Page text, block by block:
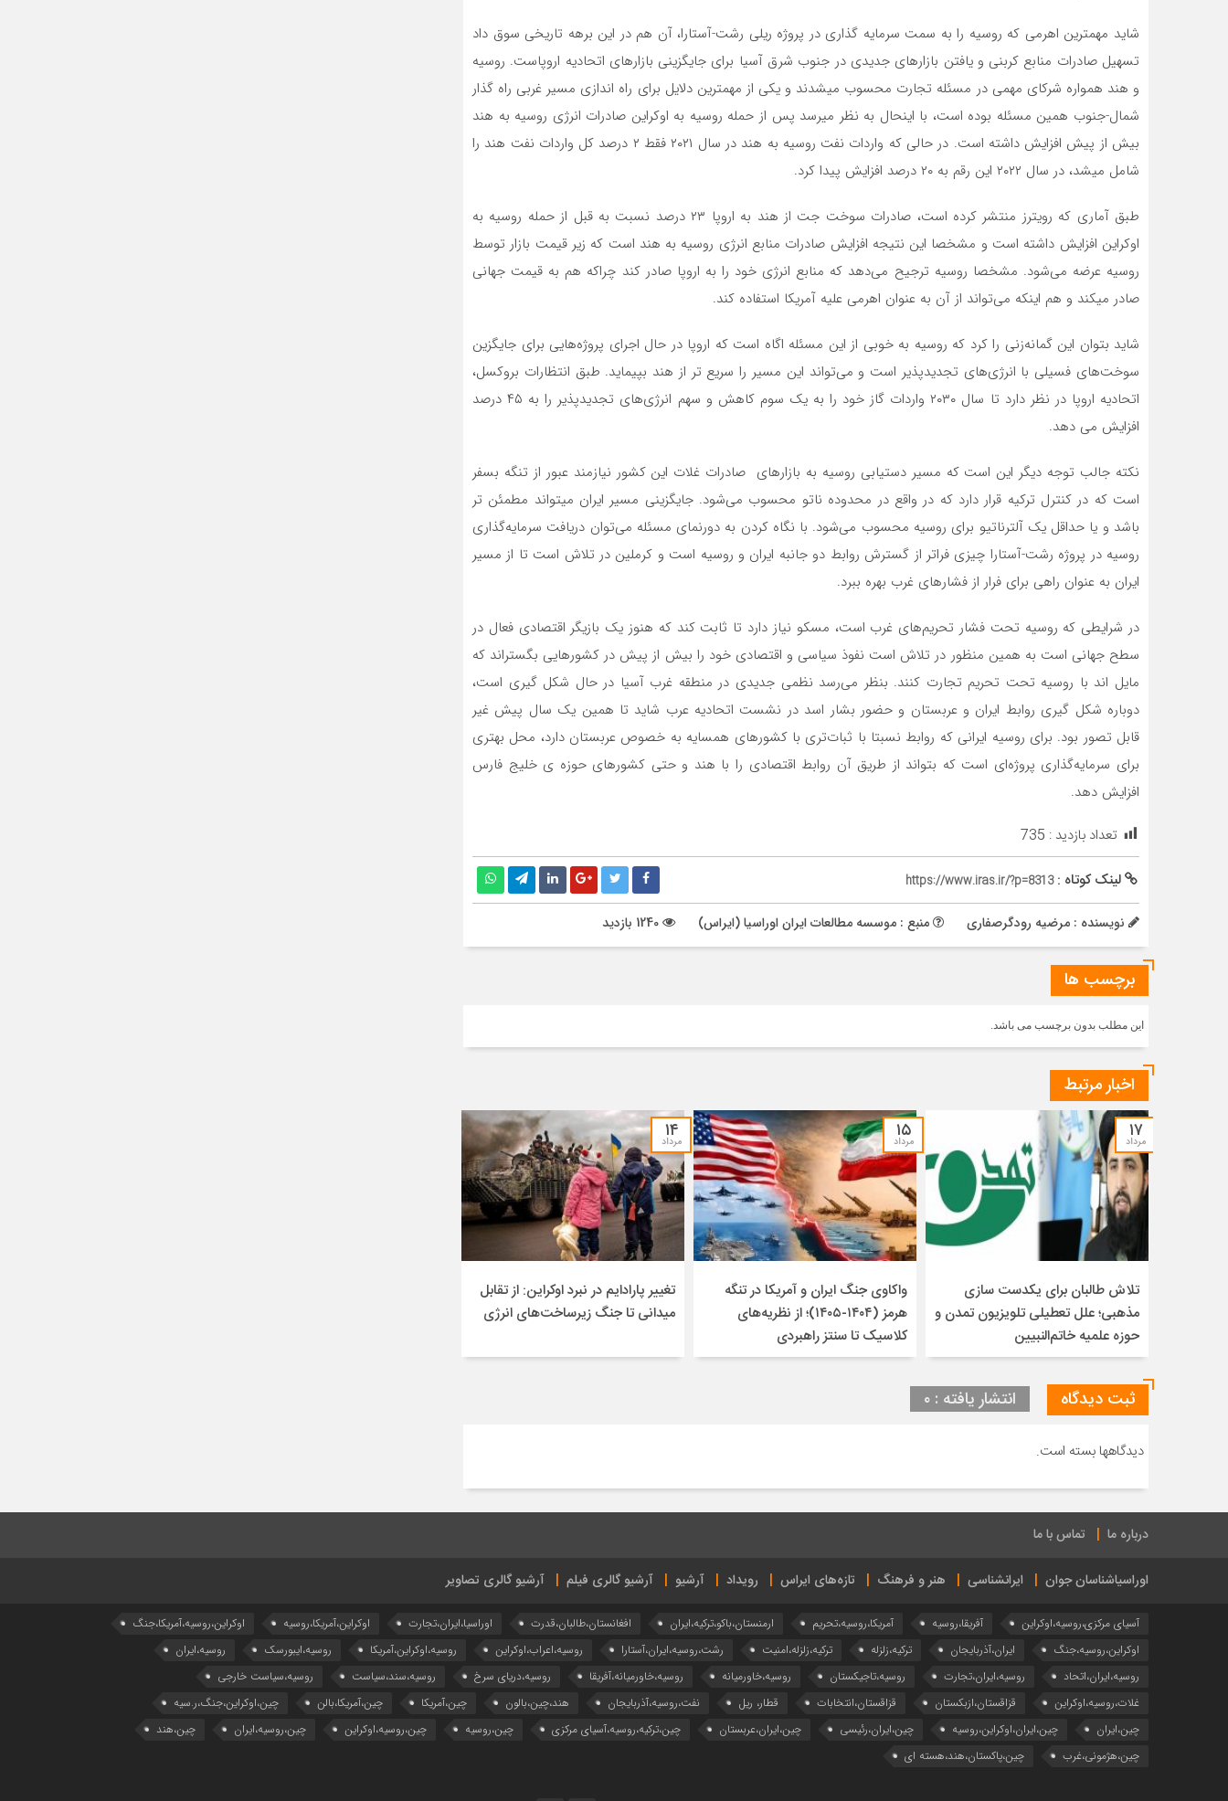
شاید مهمترین اهرمی که روسیه را به سمت سرمایه گذاری در پروژه ریلی رشت-آستارا، آن هم در این برهه تاریخی سوق داد
تسهیل صادرات منابع کربنی و یافتن بازارهای جدیدی در جنوب شرق آسیا برای جایگزینی بازارهای اتحادیه اروپاست. روسیه
و هند همواره شرکای مهمی در مسئله تجارت محسوب میشدند و یکی از مهمترین دلایل برای راه اندازی مسیر غربی راه گذار
شمال-جنوب همین مسئله بوده است، با اینحال به نظر میرسد پس از حمله روسیه به اوکراین صادرات انرژی روسیه به هند
بیش از پیش افزایش داشته است. در حالی که واردات نفت روسیه به هند در سال ۲۰۲۱ فقط ۲ درصد کل واردات نفت هند را
شامل میشد، در سال ۲۰۲۲ این رقم به ۲۰ درصد افزایش پیدا کرد.
طبق آماری که رویترز منتشر کرده است، صادرات سوخت جت از هند به اروپا ۲۳ درصد نسبت به قبل از حمله روسیه به
اوکراین افزایش داشته است و مشخصا این نتیجه افزایش صادرات منابع انرژی روسیه به هند است که زیر قیمت بازار توسط
روسیه عرضه می‌شود. مشخصا روسیه ترجیح می‌دهد که منابع انرژی خود را به اروپا صادر کند چراکه هم به قیمت جهانی
صادر میکند و هم اینکه می‌تواند از آن به عنوان اهرمی علیه آمریکا استفاده کند.
شاید بتوان این گمانه‌زنی را کرد که روسیه به خوبی از این مسئله اگاه است که اروپا در حال اجرای پروژه‌هایی برای جایگزین
سوخت‌های فسیلی با انرژی‌های تجدیدپذیر است و می‌تواند این مسیر را سریع تر از هند بپیماید. طبق انتظارات بروکسل،
اتحادیه اروپا در نظر دارد تا سال ۲۰۳۰ واردات گاز خود را به یک سوم کاهش و سهم انرژی‌های تجدیدپذیر را به ۴۵ درصد
افزایش می دهد.
نکته جالب توجه دیگر این است که مسیر دستیابی روسیه به بازار‌های صادرات غلات این کشور نیازمند عبور از تنگه بسفر
است که در کنترل ترکیه قرار دارد که در واقع در محدوده ناتو محسوب می‌شود. جایگزینی مسیر ایران میتواند مطمئن تر
باشد و یا حداقل یک آلترناتیو برای روسیه محسوب می‌شود. با نگاه کردن به دورنمای مسئله می‌توان دریافت سرمایه‌گذاری
روسیه در پروژه رشت-آستارا چیزی فراتر از گسترش روابط دو جانبه ایران و روسیه است و کرملین در تلاش است تا از مسیر
ایران به عنوان راهی برای فرار از فشار‌های غرب بهره ببرد.
در شرایطی که روسیه تحت فشار تحریم‌های غرب است، مسکو نیاز دارد تا ثابت کند که هنوز یک بازیگر اقتصادی فعال در
سطح جهانی است به همین منظور در تلاش است نفوذ سیاسی و اقتصادی خود را بیش از پیش در کشورهایی بگستراند که
مایل اند با روسیه تحت تحریم تجارت کنند. بنظر می‌رسد نظمی جدیدی در منطقه غرب آسیا در حال شکل گیری است،
دوباره شکل گیری روابط ایران و عربستان و حضور بشار اسد در نشست اتحادیه عرب شاید تا همین یک سال پیش غیر
قابل تصور بود. برای روسیه ایرانی که روابط نسبتا با ثبات‌تری با کشورهای همسایه به خصوص عربستان دارد، محل بهتری
برای سرمایه‌گذاری پروژه‌ای است ‌‌که بتواند از طریق آن روابط اقتصادی را با هند و حتی کشور‌های حوزه ی خلیج فارس
افزایش دهد.
تعداد بازدید : 735
لینک کوتاه :https://www.iras.ir/?p=8313
نویسنده : مرضیه رودگرصفاری منبع : موسسه مطالعات ایران اوراسیا (ایراس)
برچسب ها
این مطلب بدون برچسب می باشد.
اخبار مرتبط
۱۷
مرداد
تلاش طالبان برای یکدست سازی
مذهبی؛ علل تعطیلی تلویزیون تمدن و
حوزه علمیه خاتم‌النبیین
۱۵
مرداد
واکاوی جنگ ایران و آمریکا در تنگه
هرمز (۱۴۰۴-۱۴۰۵)؛ از نظریه‌های
کلاسیک تا سنتز راهبردی
۱۴
مرداد
تغییر پارادایم در نبرد اوکراین: از تقابل
میدانی تا جنگ زیرساخت‌های انرژی
ثبت دیدگاه انتشار یافته : ۰
دیدگاهها بسته است.
درباره ما تماس با ما
اوراسیاشناسان جوان ایرانشناسی هنر و فرهنگ تازه‌های ایراس رویداد آرشیو آرشیو گالری فیلم آرشیو گالری تصاویر
آسیای مرکزی،روسیه،اوکراین آفریقا،روسیه آمریکا،روسیه،تحریم ارمنستان،باکو،ترکیه،ایران افغانستان،طالبان،قدرت اوراسیا،ایران،تجارت اوکراین،آمریکا،روسیه
اوکراین،روسیه،آمریکا،جنگ
اوکراین،روسیه،جنگ
ایران،آذربایجان ترکیه،زلزله ترکیه،زلزله،امنیت رشت،روسیه،ایران،آستارا روسیه،اعراب،اوکراین روسیه،اوکراین،آمریکا روسیه،ایبورسک
روسیه،ایران
روسیه،ایران،اتحاد
روسیه،ایران،تجارت روسیه،تاجیکستان روسیه،خاورمیانه روسیه،خاورمیانه،آفریقا روسیه،دریای سرخ روسیه،سند،سیاست
روسیه،سیاست خارجی
غلات،روسیه،اوکراین
قزاقستان،ازبکستان قزاقستان،انتخابات قطار، ریل نفت،روسیه،آذربایجان هند،چین،بالون چین،آمریکا چین،آمریکا،بالن
چین،اوکراین،جنگ،ر.سیه
چین،ایران
چین،ایران،اوکراین،روسیه چین،ایران،رئیسی چین،ایران،عربستان چین،ترکیه،روسیه،آسیای مرکزی چین،روسیه چین،روسیه،اوکراین چین،روسیه،ایران
چین،هند
چین،هژمونی،غرب
چین،پاکستان،هند،هسته ای